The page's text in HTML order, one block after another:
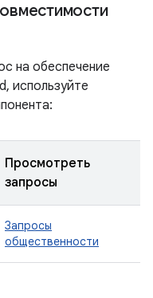
на обеспечение
используйте
Просмотреть
запросы
Запросы
общественности